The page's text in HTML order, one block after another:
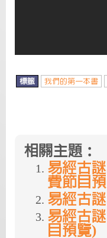
標籤 我們的第一本書
相關主題：
易經古
費節目
易經古
易經古
目預覽)